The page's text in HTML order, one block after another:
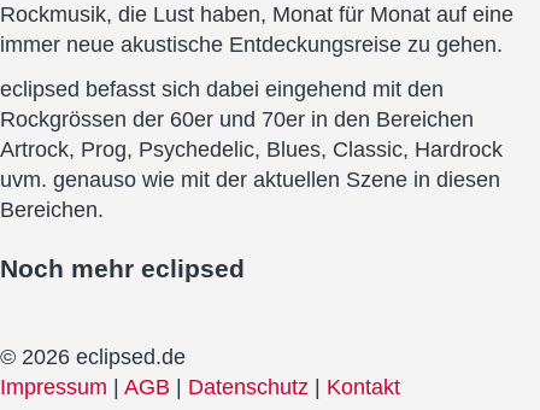
Rockmusik, die Lust haben, Monat für Monat auf eine
immer neue akustische Entdeckungsreise zu gehen.
eclipsed befasst sich dabei eingehend mit den
Rockgrössen der 60er und 70er in den Bereichen
Artrock, Prog, Psychedelic, Blues, Classic, Hardrock
uvm. genauso wie mit der aktuellen Szene in diesen
Bereichen.
Noch mehr eclipsed
© 2026 eclipsed.de
Impressum
AGB Datenschutz Kontakt